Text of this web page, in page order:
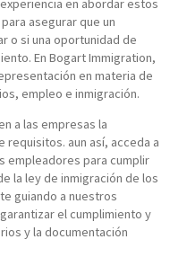
en abordar estos
asegurar que un
o si una oportunidad de
En Bogart Immigration,
en materia de
empleo e inmigración.
a las empresas la
aun así, acceda a
empleadores para cumplir
la ley de inmigración de los
guiando a nuestros
el cumplimiento y
y la documentación